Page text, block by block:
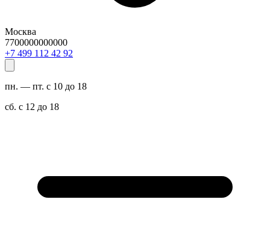
Москва
7700000000000
29 24 211 994 7+
пн. — пт. с 10 до 18
сб. с 12 до 18